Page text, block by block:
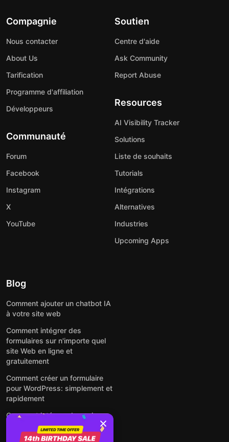
Compagnie
Nous contacter
About Us
Tarification
Programme d'affiliation
Développeurs
Communauté
Forum
Facebook
Instagram
X
YouTube
Soutien
Centre d'aide
Ask Community
Report Abuse
Resources
AI Visibility Tracker
Solutions
Liste de souhaits
Tutorials
Intégrations
Alternatives
Industries
Upcoming Apps
Blog
Comment ajouter un chatbot IA
à votre site web
Comment intégrer des
formulaires sur n'importe quel
site Web en ligne et
gratuitement
Comment créer un formulaire
pour WordPress: simplement et
rapidement
Comment intégrer des avis
Google gratuitement sur un site
web